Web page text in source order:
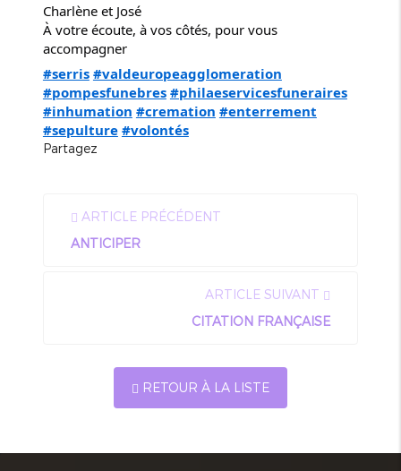
Charlène et José
À votre écoute, à vos côtés, pour vous
accompagner
#serris #valdeuropeagglomeration
#pompesfunebres #philaeservicesfuneraires
#inhumation #cremation #enterrement
#sepulture #volontés
Partagez
ARTICLE PRÉCÉDENT
ANTICIPER
ARTICLE SUIVANT
CITATION FRANÇAISE
RETOUR À LA LISTE